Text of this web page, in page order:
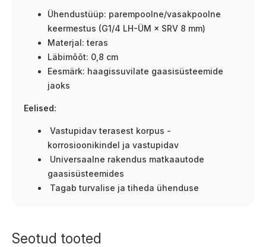
Ühendustüüp: parempoolne/vasakpoolne
keermestus (G1/4 LH-ÜM × SRV 8 mm)
Materjal: teras
Läbimõõt: 0,8 cm
Eesmärk: haagissuvilate gaasisüsteemide
jaoks
Eelised:
Vastupidav terasest korpus -
korrosioonikindel ja vastupidav
Universaalne rakendus matkaautode
gaasisüsteemides
Tagab turvalise ja tiheda ühenduse
Seotud tooted